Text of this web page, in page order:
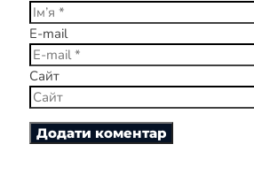
E-mail
Сайт